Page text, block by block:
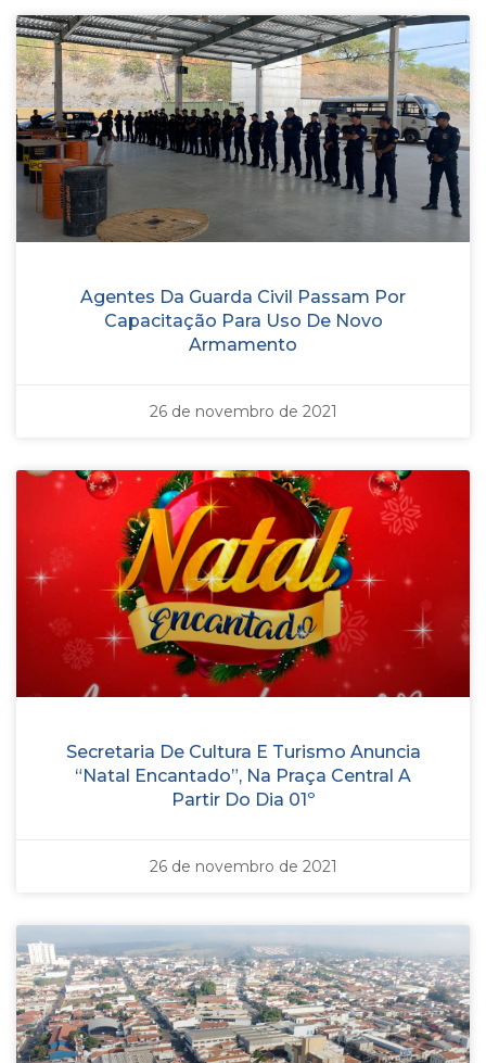
Agentes Da Guarda Civil Passam Por
Capacitação Para Uso De Novo
Armamento
26 de novembro de 2021
Secretaria De Cultura E Turismo Anuncia
“Natal Encantado”, Na Praça Central A
Partir Do Dia 01º
26 de novembro de 2021